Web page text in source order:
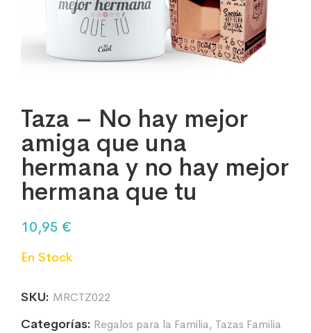
Taza – No hay mejor
amiga que una
hermana y no hay mejor
hermana que tu
10,95 €
En Stock
SKU: MRCTZ022
Categorías: Regalos para la Familia, Tazas Familia